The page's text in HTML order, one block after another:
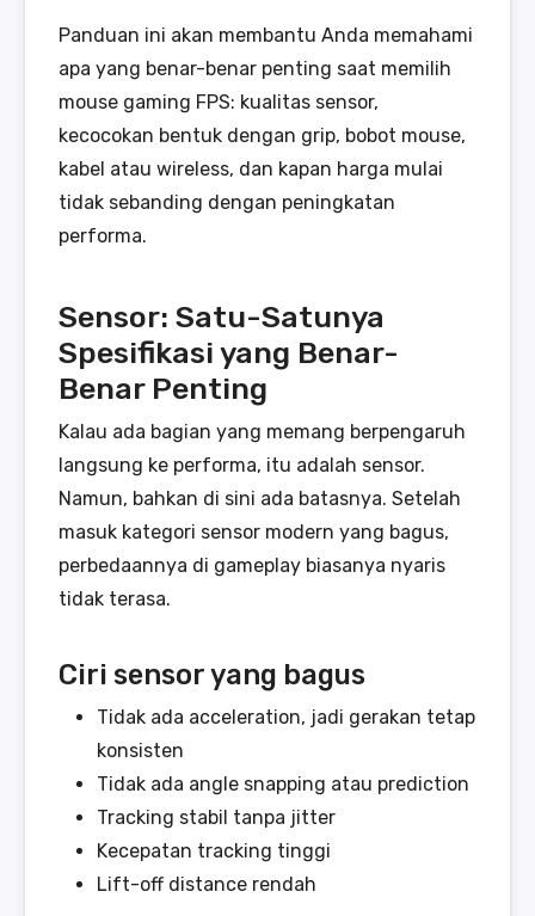
Panduan ini akan membantu Anda memahami
apa yang benar-benar penting saat memilih
mouse gaming FPS: kualitas sensor,
kecocokan bentuk dengan grip, bobot mouse,
kabel atau wireless, dan kapan harga mulai
tidak sebanding dengan peningkatan
performa.
Sensor: Satu-Satunya
Spesifikasi yang Benar-
Benar Penting
Kalau ada bagian yang memang berpengaruh
langsung ke performa, itu adalah sensor.
Namun, bahkan di sini ada batasnya. Setelah
masuk kategori sensor modern yang bagus,
perbedaannya di gameplay biasanya nyaris
tidak terasa.
Ciri sensor yang bagus
Tidak ada acceleration, jadi gerakan tetap
konsisten
Tidak ada angle snapping atau prediction
Tracking stabil tanpa jitter
Kecepatan tracking tinggi
Lift-off distance rendah